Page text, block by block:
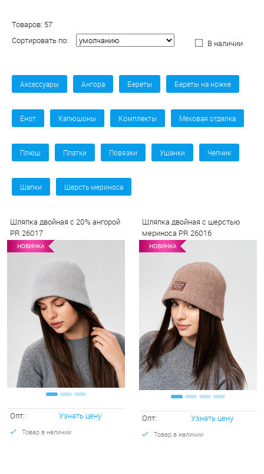
Товаров: 57
Сортировать по:
В наличии
Аксессуары Ангора Береты Береты на ножке
Енот Капюшоны Комплекты Меховая отделка
Плюш Платки Повязки Ушанки Чепчик
Шапки Шерсть мериноса
Шляпка двойная с 20% ангорой
PR 26017
НОВИНКА НОВИНКА
Опт: Узнать цену
Товар в наличии
Шляпка двойная с шерстью
мериноса PR 26016
НОВИНКА НОВИНКА
Опт: Узнать цену
Товар в наличии